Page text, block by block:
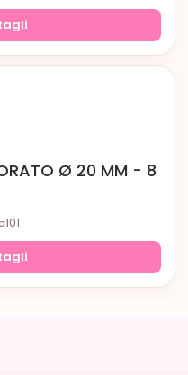
Ø 20 MM - 8